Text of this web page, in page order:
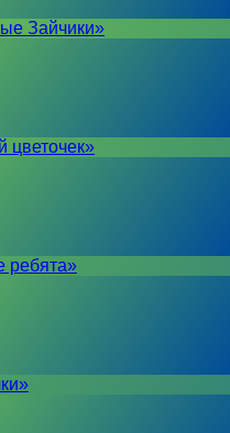
Зайчики»
цветочек»
ребята»